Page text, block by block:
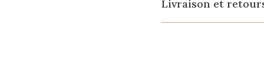
Livraison et